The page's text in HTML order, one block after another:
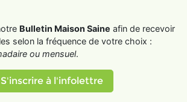
Bulletin Maison Saine afin de recevoir
selon la fréquence de votre choix :
ou mensuel.
S'inscrire à l'infolettre